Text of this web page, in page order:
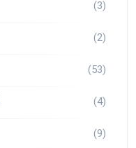
(3)
(2)
(53)
(4)
(9)